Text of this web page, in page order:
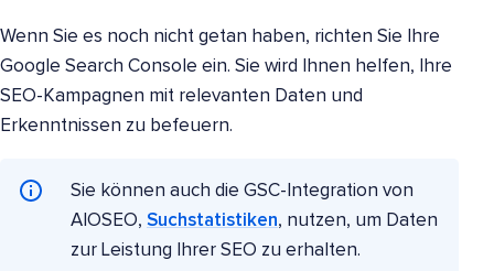
Wenn Sie es noch nicht getan haben, richten Sie Ihre
Google Search Console ein. Sie wird Ihnen helfen, Ihre
SEO-Kampagnen mit relevanten Daten und
Erkenntnissen zu befeuern.
Sie können auch die GSC-Integration von
AIOSEO, Suchstatistiken, nutzen, um Daten
zur Leistung Ihrer SEO zu erhalten.